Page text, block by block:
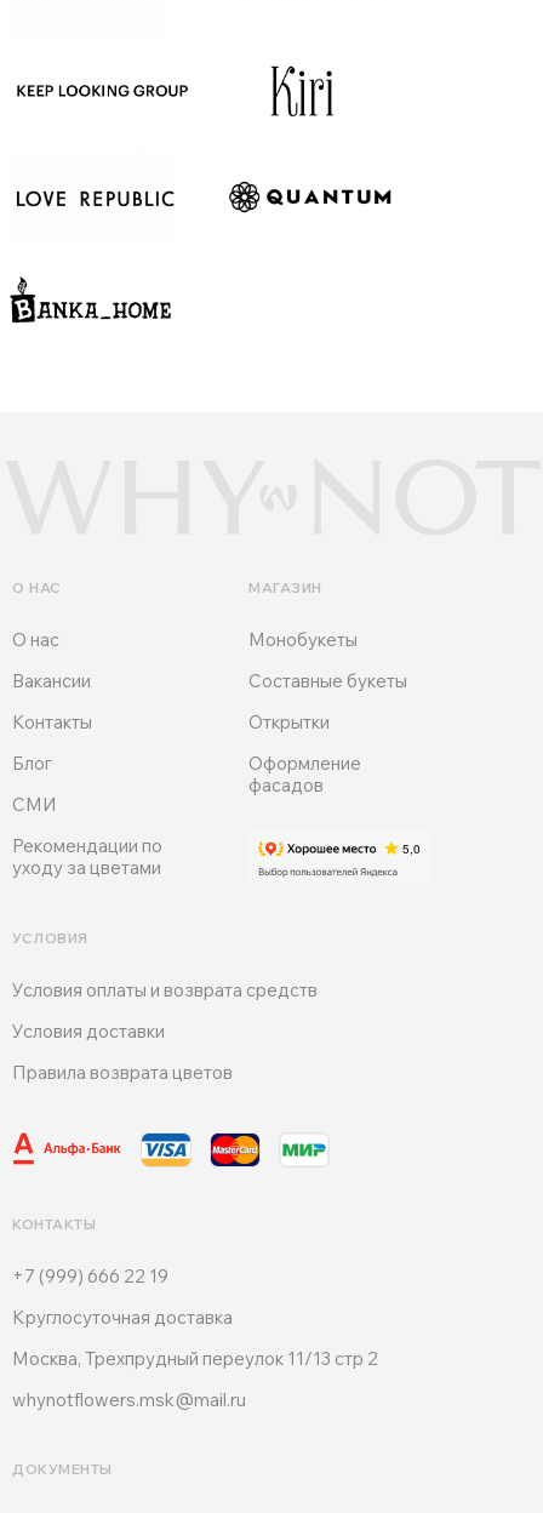
Вакансии
О нас
О НАС
ДОКУМЕНТЫ
УСЛОВИЯ
Блог
СМИ
Рекомендации по
уходу за цветами
Условия оплаты и возврата средств
Условия доставки
Контакты
Правила возврата цветов
МАГАЗИН
+7 (999) 666 22 19
КОНТАКТЫ
Круглосуточная доставка
Москва, Трехпрудный переулок 11/13 стр 2
whynotflowers.msk@mail.ru
Оформление
фасадов
Монобукеты
Открытки
Составные букеты